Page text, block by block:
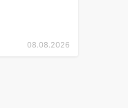
08.08.2026